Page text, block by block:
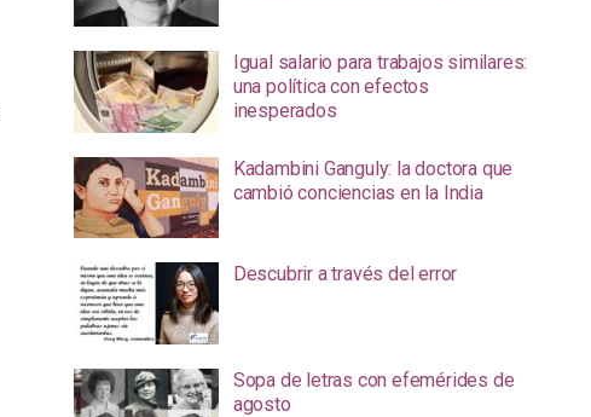
Igual salario para trabajos similares:
una política con efectos
inesperados
Kadambini Ganguly: la doctora que
cambió conciencias en la India
Descubrir a través del error
Sopa de letras con efemérides de
agosto